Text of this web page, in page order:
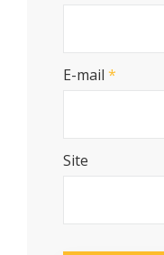
E-mail *
Site